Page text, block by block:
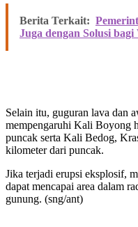
Berita Terkait:
Juga dengan Solusi
Selain itu, guguran lava dan
mempengaruhi Kali Boyong
puncak serta Kali Bedog,
kilometer dari puncak.
Jika terjadi erupsi eksplosif,
dapat mencapai area dalam
gunung. (sng/ant)